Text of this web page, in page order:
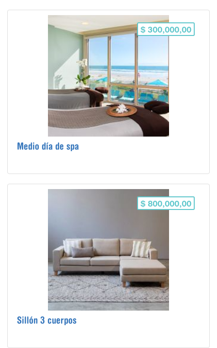
$ 300,000,00
Medio día de spa
$ 800,000,00
Sillón 3 cuerpos